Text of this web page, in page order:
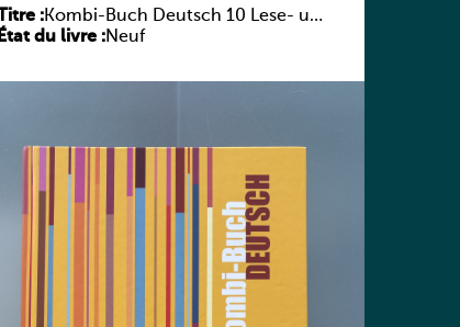
Titre :Kombi-Buch Deutsch 10 Lese- und
Sprachbuch
État du livre :Neuf